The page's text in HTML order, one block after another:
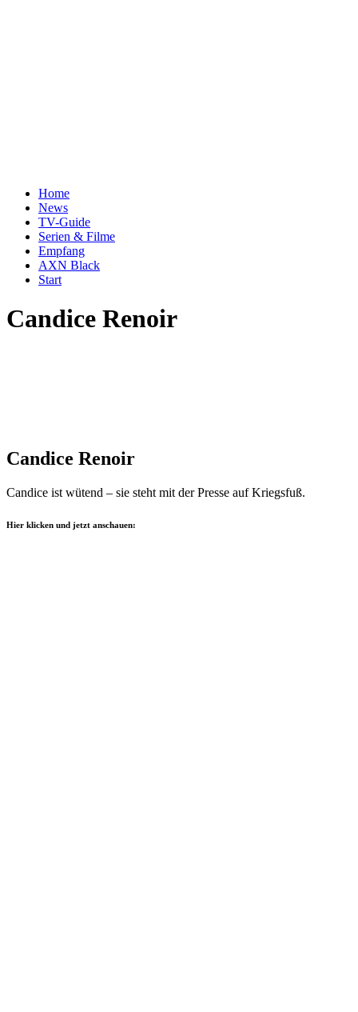
Home
News
TV-Guide
Serien & Filme
Empfang
AXN Black
Start
Candice Renoir
Candice Renoir
Candice ist wütend – sie steht mit der Presse auf Kriegsfuß.
Hier klicken und jetzt anschauen: